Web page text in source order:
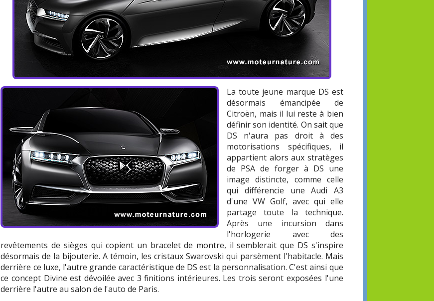
La toute jeune marque DS est
désormais émancipée de
Citroën, mais il lui reste à bien
définir son identité. On sait que
DS n'aura pas droit à des
motorisations spécifiques, il
appartient alors aux stratèges
de PSA de forger à DS une
image distincte, comme celle
qui différencie une Audi A3
d'une VW Golf, avec qui elle
partage toute la technique.
Après une incursion dans
l'horlogerie avec des
revêtements de sièges qui copient un bracelet de montre, il semblerait que DS s'inspire
désormais de la bijouterie. A témoin, les cristaux Swarovski qui parsèment l'habitacle. Mais
derrière ce luxe, l'autre grande caractéristique de DS est la personnalisation. C'est ainsi que
ce concept Divine est dévoilée avec 3 finitions intérieures. Les trois seront exposées l'une
derrière l'autre au salon de l'auto de Paris.